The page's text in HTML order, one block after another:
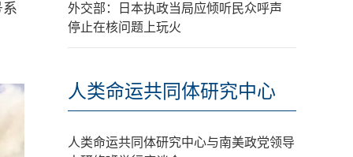
外交部：日本执政当局应倾听民众呼声
停止在核问题上玩火
人类命运共同体研究中心
人类命运共同体研究中心与南美政党领导